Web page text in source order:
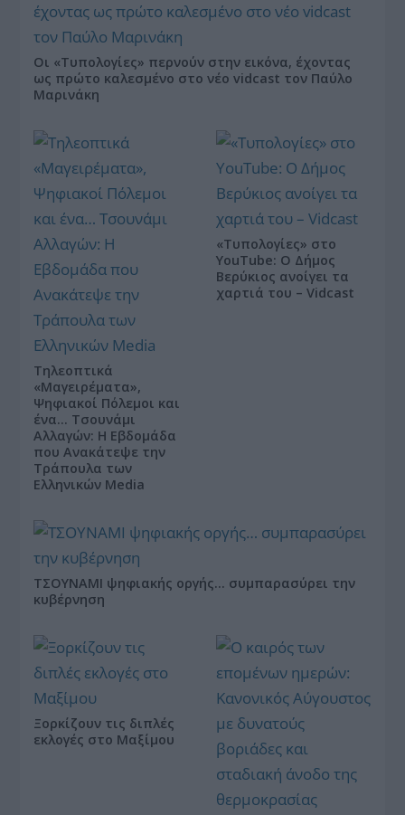
Οι «Τυπολογίες» περνούν στην εικόνα, έχοντας
ως πρώτο καλεσμένο στο νέο vidcast τον Παύλο
Μαρινάκη
Τηλεοπτικά
«Μαγειρέματα»,
Ψηφιακοί Πόλεμοι και
ένα… Τσουνάμι
Αλλαγών: Η Εβδομάδα
που Ανακάτεψε την
Τράπουλα των
Ελληνικών Media
«Τυπολογίες» στο
YouTube: Ο Δήμος
Βερύκιος ανοίγει τα
χαρτιά του – Vidcast
ΤΣΟΥΝΑΜΙ ψηφιακής οργής… συμπαρασύρει την
κυβέρνηση
Ξορκίζουν τις διπλές
εκλογές στο Μαξίμου